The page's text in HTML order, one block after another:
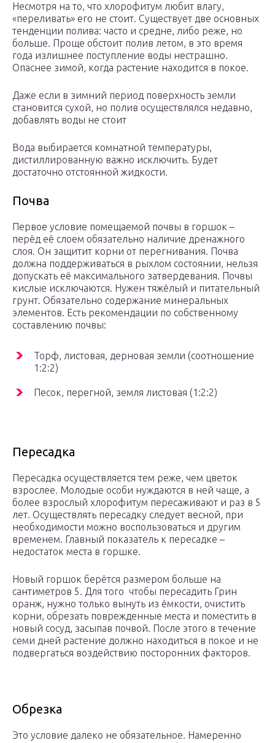
Несмотря на то, что хлорофитум любит влагу,
«переливать» его не стоит. Существует две основных
тенденции полива: часто и средне, либо реже, но
больше. Проще обстоит полив летом, в это время
года излишнее поступление воды нестрашно.
Опаснее зимой, когда растение находится в покое.
Даже если в зимний период поверхность земли
становится сухой, но полив осуществлялся недавно,
добавлять воды не стоит
Вода выбирается комнатной температуры,
дистиллированную важно исключить. Будет
достаточно отстоянной жидкости.
Почва
Первое условие помещаемой почвы в горшок –
перёд её слоем обязательно наличие дренажного
слоя. Он защитит корни от перегнивания. Почва
должна поддерживаться в рыхлом состоянии, нельзя
допускать её максимального затвердевания. Почвы
кислые исключаются. Нужен тяжёлый и питательный
грунт. Обязательно содержание минеральных
элементов. Есть рекомендации по собственному
составлению почвы:
Торф, листовая, дерновая земли (соотношение
1:2:2)
Песок, перегной, земля листовая (1:2:2)
Пересадка
Пересадка осуществляется тем реже, чем цветок
взрослее. Молодые особи нуждаются в ней чаще, а
более взрослый хлорофитум пересаживают и раз в 5
лет. Осуществлять пересадку следует весной, при
необходимости можно воспользоваться и другим
временем. Главный показатель к пересадке –
недостаток места в горшке.
Новый горшок берётся размером больше на
сантиметров 5. Для того чтобы пересадить Грин
оранж, нужно только вынуть из ёмкости, очистить
корни, обрезать поврежденные места и поместить в
новый сосуд, засыпав почвой. После этого в течение
семи дней растение должно находиться в покое и не
подвергаться воздействию посторонних факторов.
Обрезка
Это условие далеко не обязательное. Намеренно